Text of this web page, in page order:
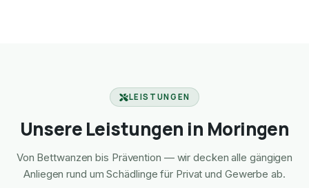
LEISTUNGEN
Unsere Leistungen in Moringen
Von Bettwanzen bis Prävention — wir decken alle gängigen
Anliegen rund um Schädlinge für Privat und Gewerbe ab.